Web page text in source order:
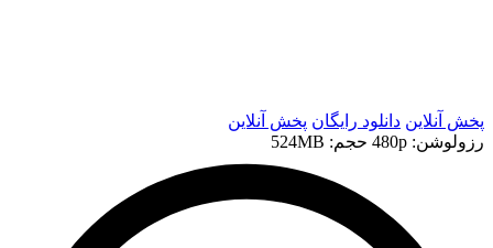
پخش آنلاین دانلود رایگان پخش آنلاین
رزولوشن: 480p
حجم: 524MB